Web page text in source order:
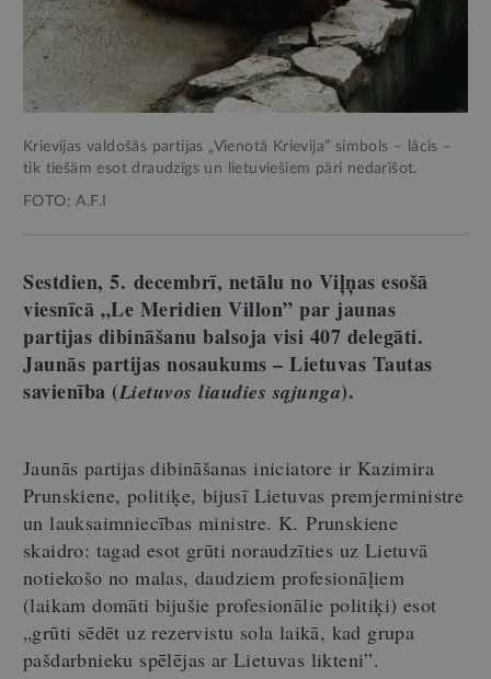
Krievijas valdošās partijas „Vienotā Krievija” simbols – lācis –
tik tiešām esot draudzīgs un lietuviešiem pāri nedarīšot.
FOTO: A.F.I
Sestdien, 5. decembrī, netālu no Viļņas esošā
viesnīcā „Le Meridien Villon” par jaunas
partijas dibināšanu balsoja visi 407 delegāti.
Jaunās partijas nosaukums – Lietuvas Tautas
savienība (Lietuvos liaudies sąjunga).
Jaunās partijas dibināšanas iniciatore ir Kazimira
Prunskiene, politiķe, bijusī Lietuvas premjerministre
un lauksaimniecības ministre. K. Prunskiene
skaidro: tagad esot grūti noraudzīties uz Lietuvā
notiekošo no malas, daudziem profesionāļiem
(laikam domāti bijušie profesionālie politiķi) esot
„grūti sēdēt uz rezervistu sola laikā, kad grupa
pašdarbnieku spēlējas ar Lietuvas likteni”.